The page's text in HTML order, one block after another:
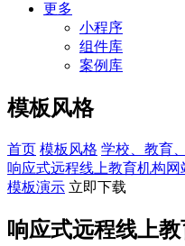
更多
小程序
组件库
案例库
模板风格
首页 模板风格 学校、教育
响应式远程线上教育机构网
模板演示 立即下载
响应式远程线上